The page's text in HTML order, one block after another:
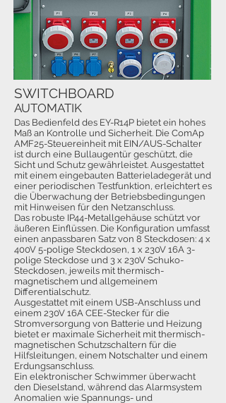
Das Bedienfeld des EY-R14P bietet ein hohes
Maß an Kontrolle und Sicherheit. Die ComAp
AMF25-Steuereinheit mit EIN/AUS-Schalter
ist durch eine Bullaugentür geschützt, die
Sicht und Schutz gewährleistet. Ausgestattet
mit einem eingebauten Batterieladegerät und
einer periodischen Testfunktion, erleichtert es
die Überwachung der Betriebsbedingungen
mit Hinweisen für den Netzanschluss.
Das robuste IP44-Metallgehäuse schützt vor
äußeren Einflüssen. Die Konfiguration umfasst
einen anpassbaren Satz von 8 Steckdosen: 4 x
400V 5-polige Steckdosen, 1 x 230V 16A 3-
polige Steckdose und 3 x 230V Schuko-
Steckdosen, jeweils mit thermisch-
magnetischem und allgemeinem
Differentialschutz.
Ausgestattet mit einem USB-Anschluss und
einem 230V 16A CEE-Stecker für die
Stromversorgung von Batterie und Heizung
bietet er maximale Sicherheit mit thermisch-
magnetischen Schutzschaltern für die
Hilfsleitungen, einem Notschalter und einem
Erdungsanschluss.
Ein elektronischer Schwimmer überwacht
den Dieselstand, während das Alarmsystem
Anomalien wie Spannungs- und
SWITCHBOARD
AUTOMATIK